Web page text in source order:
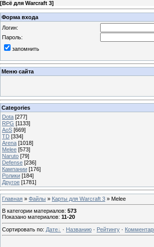
[Всё для Warcraft 3]
Форма входа
Логин:
Пароль:
запомнить
Меню сайта
Categories
Dota [277]
RPG [1133]
AoS [669]
TD [334]
Arena [1018]
Melee [573]
Naruto [79]
Defense [236]
Кампании [176]
Ролики [184]
Другое [1781]
Главная » Файлы » Карты для Warcraft 3 » Melee
В категории материалов: 573
Показано материалов: 11-20
Сортировать по: Дате · Названию · Рейтингу ·